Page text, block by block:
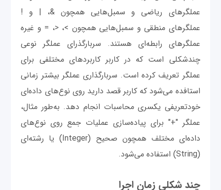
عملگرهای ریاضی و سمبل‌هایی همچون &، | و !
عملگرهای منطقی و سمبل‌هایی همچون >، <، = و غیره
عملگرهای رابطه‌ای هستند. سربارگذرای عملگر نوعی
چندشکلی است که در کاربر کاربردهای مختلفی برای
عملگر تعریف کرده است. سربارگذاری عملگر بیشتر زمانی
استافده می‌شود که کاربر قصد دارید روی نوع‌های داده‌ای
خودتعریفی یکسری محاسبات انجام دهد. به‌طور مثال،
عملگر "+" برای پیاده‌سازی عملیات جمع روی نوع‌های
داده‌ای مختلف همچون صحیح (Integer) یا رشته‌ای
(String) استفاده می‌شود.
چند شکلی زمان اجرا